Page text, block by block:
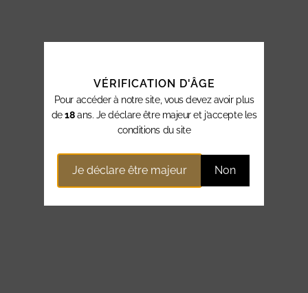
VÉRIFICATION D'ÂGE
Pour accéder à notre site, vous devez avoir plus
de18ans. Je déclare être majeur et j’accepte les
conditions du site
Je déclare être majeur Non